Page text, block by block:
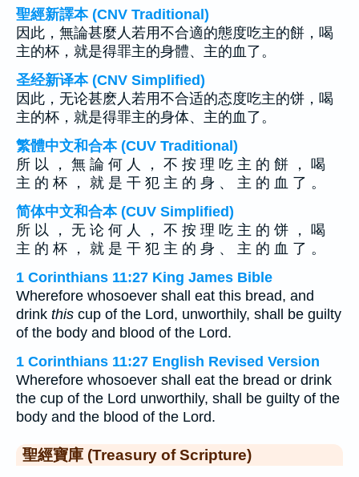
聖經新譯本 (CNV Traditional)
因此，無論甚麼人若用不合適的態度吃主的餅，喝
主的杯，就是得罪主的身體、主的血了。
圣经新译本 (CNV Simplified)
因此，无论甚麽人若用不合适的态度吃主的饼，喝
主的杯，就是得罪主的身体、主的血了。
繁體中文和合本 (CUV Traditional)
所 以 ， 無 論 何 人 ， 不 按 理 吃 主 的 餅 ， 喝
主 的 杯 ， 就 是 干 犯 主 的 身 、 主 的 血 了 。
简体中文和合本 (CUV Simplified)
所 以 ， 无 论 何 人 ， 不 按 理 吃 主 的 饼 ， 喝
主 的 杯 ， 就 是 干 犯 主 的 身 、 主 的 血 了 。
1 Corinthians 11:27 King James Bible
Wherefore whosoever shall eat this bread, and
drink this cup of the Lord, unworthily, shall be guilty
of the body and blood of the Lord.
1 Corinthians 11:27 English Revised Version
Wherefore whosoever shall eat the bread or drink
the cup of the Lord unworthily, shall be guilty of the
body and the blood of the Lord.
聖經寶庫 (Treasury of Scripture)